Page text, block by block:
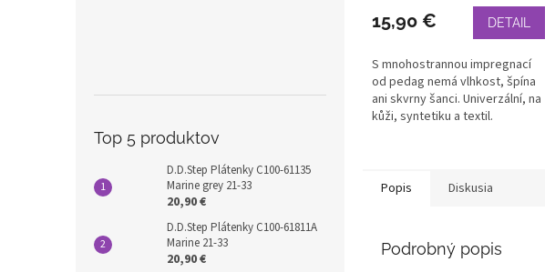
Top 5 produktov
D.D.Step Plátenky C100-61135
Marine grey 21-33
20,90 €
D.D.Step Plátenky C100-61811A
Marine 21-33
20,90 €
15,90 € DETAIL
S mnohostrannou impregnací
od pedag nemá vlhkost, špína
ani skvrny šanci. Univerzální, na
kůži, syntetiku a textil.
Popis Diskusia
Podrobný popis